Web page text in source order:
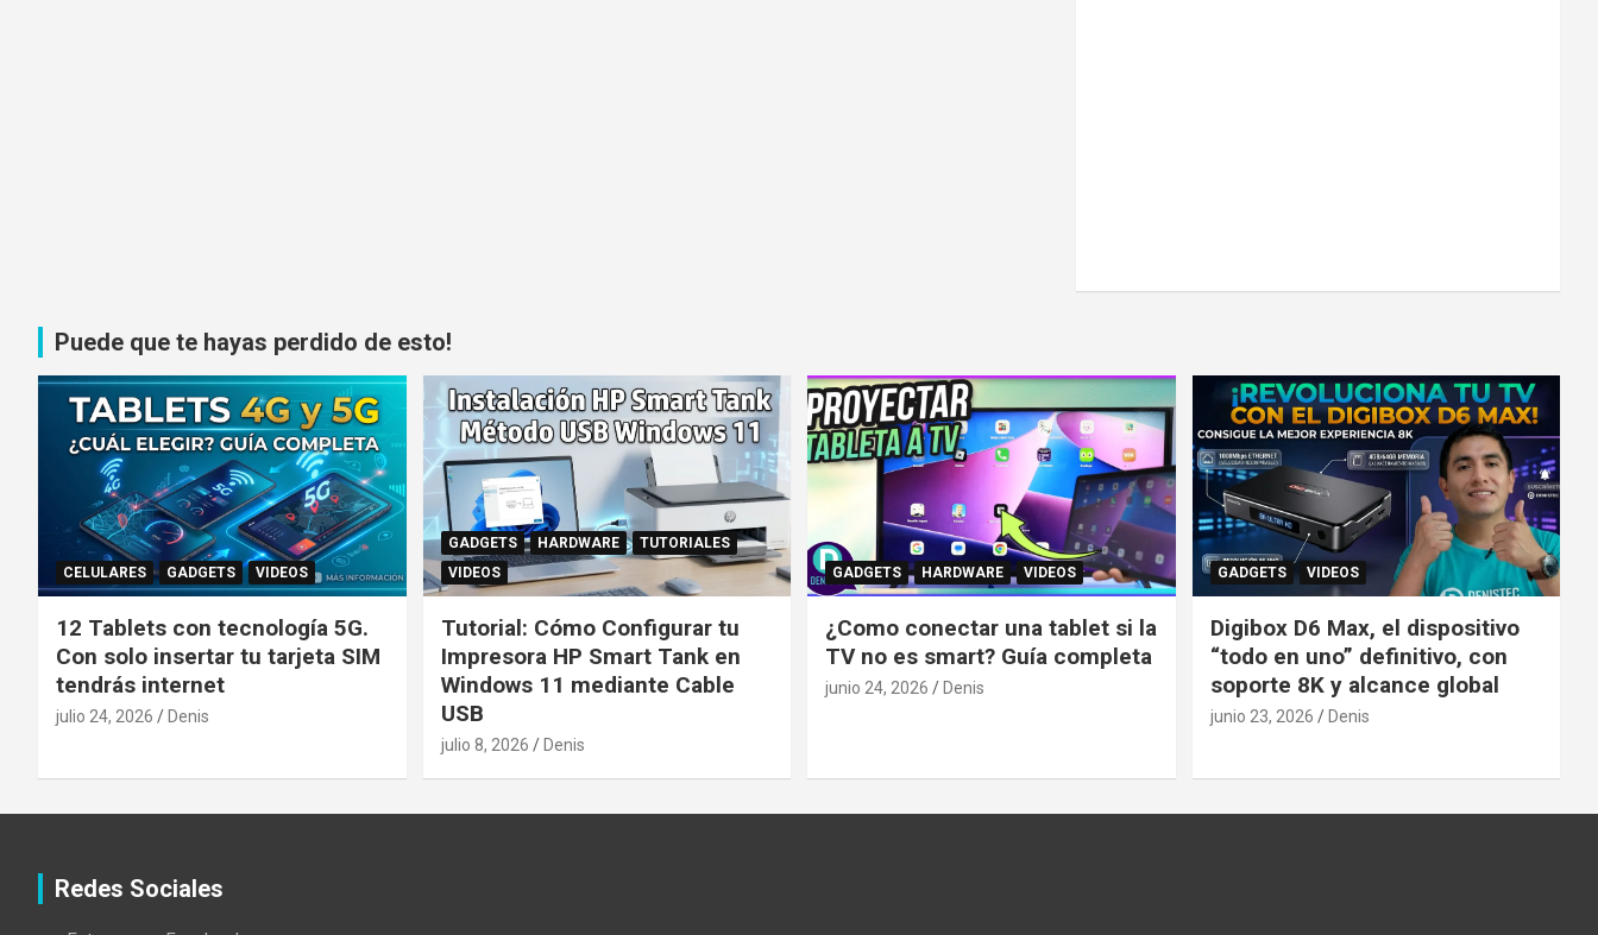
Puede que te hayas perdido de esto!
CELULARES GADGETS VIDEOS
12 Tablets con tecnología 5G.
Con solo insertar tu tarjeta SIM
tendrás internet
julio 24, 2026 Denis
GADGETS HARDWARE
TUTORIALES
VIDEOS
Tutorial: Cómo Configurar tu
Impresora HP Smart Tank en
Windows 11 mediante Cable
USB
julio 8, 2026 Denis
GADGETS HARDWARE VIDEOS
¿Como conectar una tablet si la
TV no es smart? Guía completa
junio 24, 2026 Denis
GADGETS VIDEOS
Digibox D6 Max, el dispositivo
“todo en uno” definitivo, con
soporte 8K y alcance global
junio 23, 2026 Denis
Redes Sociales